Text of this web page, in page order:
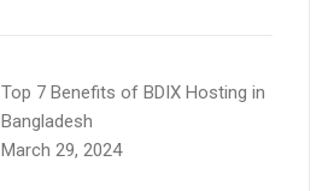
Top 7 Benefits of BDIX Hosting in
Bangladesh
March 29, 2024